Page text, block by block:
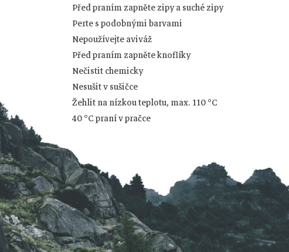
Před praním zapněte zipy a suché zipy
Perte s podobnými barvami
Nepoužívejte aviváž
Před praním zapněte knoflíky
Nečistit chemicky
Nesušit v sušičce
Žehlit na nízkou teplotu, max. 110 °C
40 °C praní v pračce
p
a
t
í